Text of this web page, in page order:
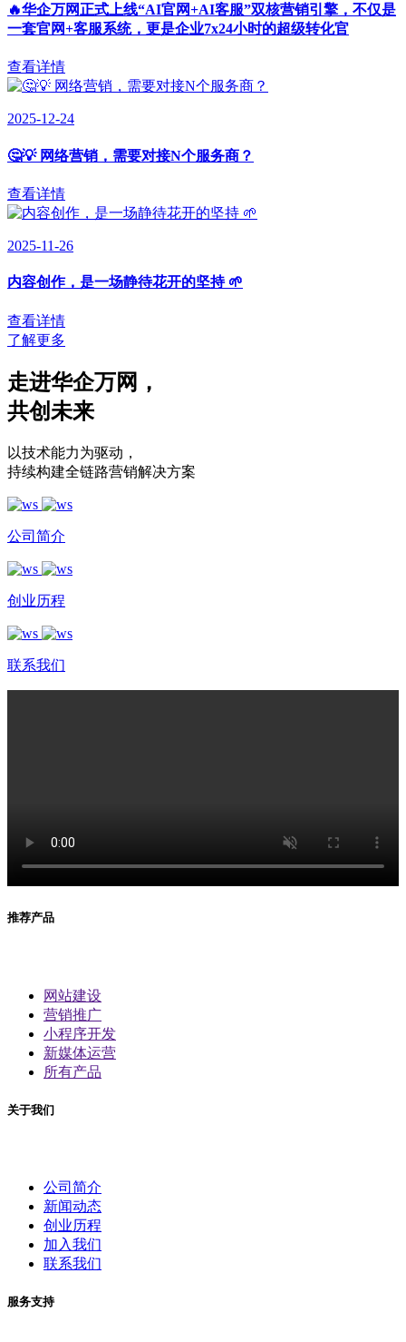
🔥华企万网正式上线“AI官网+AI客服”双核营销引擎，不仅是
一套官网+客服系统，更是企业7x24小时的超级转化官
查看详情
2025-12-24
🤔💡 网络营销，需要对接N个服务商？
查看详情
2025-11-26
内容创作，是一场静待花开的坚持 🌱
查看详情
了解更多
走进华企万网 ，
共创未来
以技术能力为驱动 ，
持续构建全链路营销解决方案
公司简介
创业历程
联系我们
推荐产品
网站建设
营销推广
小程序开发
新媒体运营
所有产品
关于我们
公司简介
新闻动态
创业历程
加入我们
联系我们
服务支持